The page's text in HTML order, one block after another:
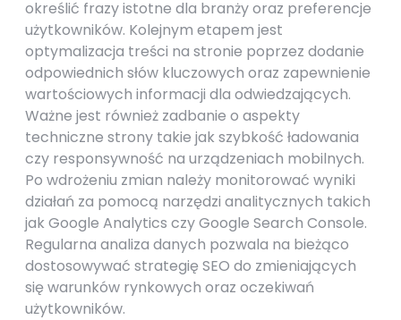
określić frazy istotne dla branży oraz preferencje
użytkowników. Kolejnym etapem jest
optymalizacja treści na stronie poprzez dodanie
odpowiednich słów kluczowych oraz zapewnienie
wartościowych informacji dla odwiedzających.
Ważne jest również zadbanie o aspekty
techniczne strony takie jak szybkość ładowania
czy responsywność na urządzeniach mobilnych.
Po wdrożeniu zmian należy monitorować wyniki
działań za pomocą narzędzi analitycznych takich
jak Google Analytics czy Google Search Console.
Regularna analiza danych pozwala na bieżąco
dostosowywać strategię SEO do zmieniających
się warunków rynkowych oraz oczekiwań
użytkowników.